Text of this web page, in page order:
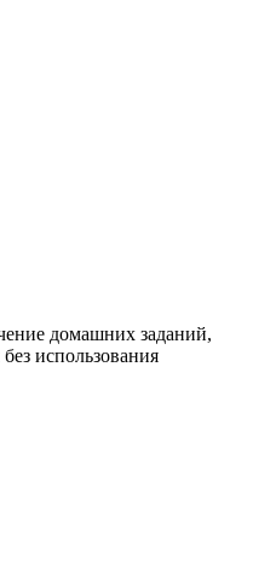
домашних заданий,
использования